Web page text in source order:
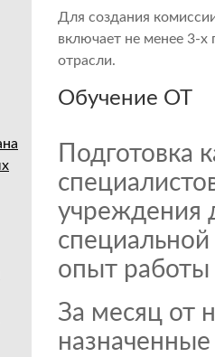
Для создания
включает не менее 3-х
отрасли.
Обучение ОТ
Подготовка
учреждения
опыт
За месяц от